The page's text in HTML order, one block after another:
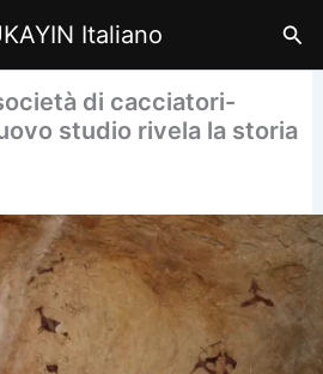
Italiano
di cacciatori-
studio rivela la storia